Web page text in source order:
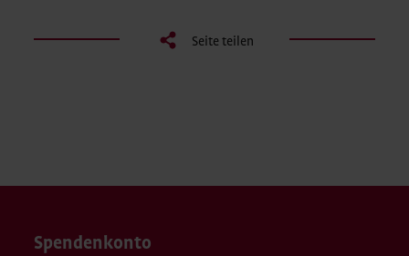
Seite teilen
Spendenkonto